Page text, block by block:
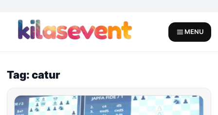
content
MENU
Tag: catur